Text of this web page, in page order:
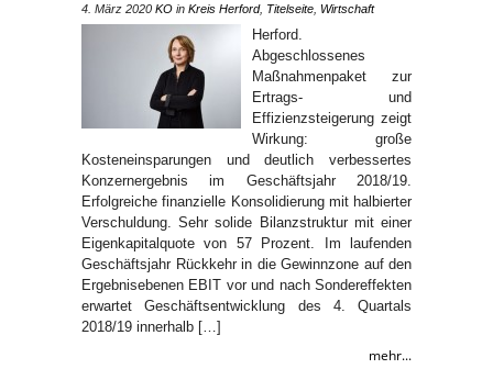
4. März 2020 KO in Kreis Herford, Titelseite Wirtschaft
Herford.
Abgeschlossenes
Maßnahmenpaket zur
Ertrags- und
Effizienzsteigerung zeigt
Wirkung: große
Kosteneinsparungen und deutlich verbessertes
Konzernergebnis im Geschäftsjahr 2018/19.
Erfolgreiche finanzielle Konsolidierung mit halbierter
Verschuldung. Sehr solide Bilanzstruktur mit einer
Eigenkapitalquote von 57 Prozent. Im laufenden
Geschäftsjahr Rückkehr in die Gewinnzone auf den
Ergebnisebenen EBIT vor und nach Sondereffekten
erwartet Geschäftsentwicklung des 4. Quartals
2018/19 innerhalb […]
mehr...